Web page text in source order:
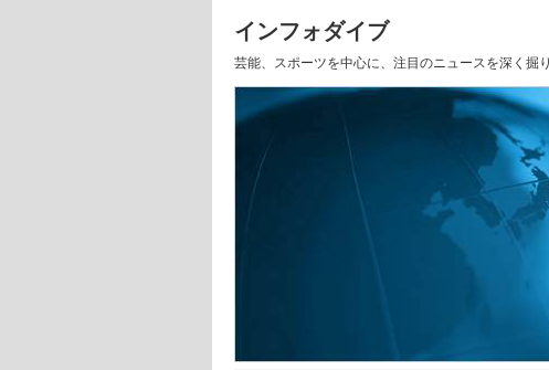
インフォダイブ
芸能、スポーツを中心に、注目のニュースを深く掘